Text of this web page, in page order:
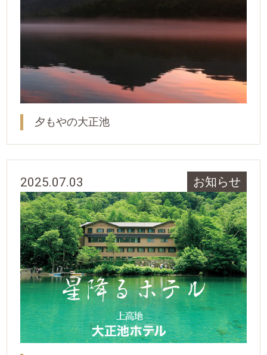
夕もやの大正池
2025.07.03 お知らせ